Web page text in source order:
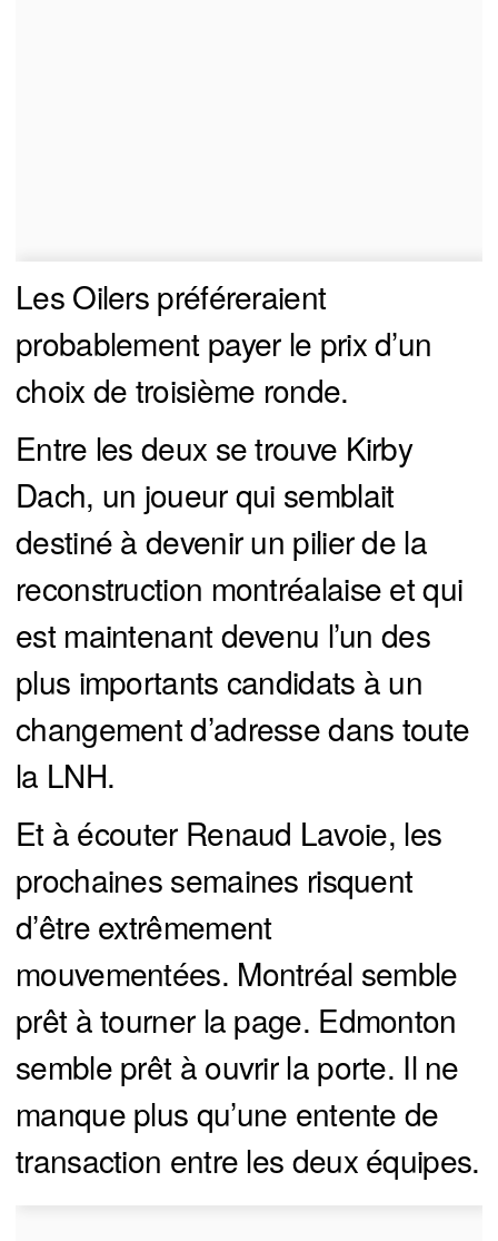
Les Oilers préféreraient
probablement payer le prix d’un
choix de troisième ronde.
Entre les deux se trouve Kirby
Dach, un joueur qui semblait
destiné à devenir un pilier de la
reconstruction montréalaise et qui
est maintenant devenu l’un des
plus importants candidats à un
changement d’adresse dans toute
la LNH.
Et à écouter Renaud Lavoie, les
prochaines semaines risquent
d’être extrêmement
mouvementées. Montréal semble
prêt à tourner la page. Edmonton
semble prêt à ouvrir la porte. Il ne
manque plus qu’une entente de
transaction entre les deux équipes.